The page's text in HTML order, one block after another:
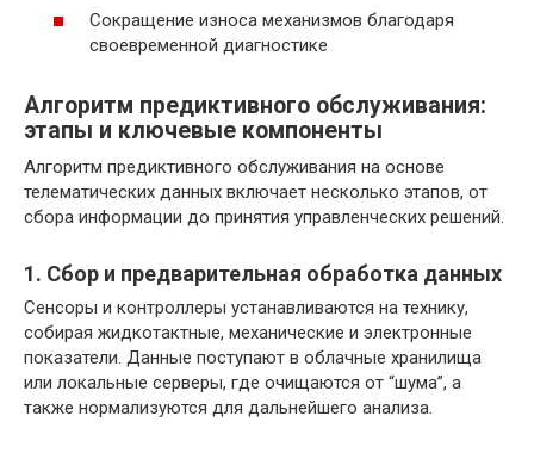
Сокращение износа механизмов благодаря
своевременной диагностике
Алгоритм предиктивного обслуживания:
этапы и ключевые компоненты
Алгоритм предиктивного обслуживания на основе
телематических данных включает несколько этапов, от
сбора информации до принятия управленческих решений.
1. Сбор и предварительная обработка данных
Сенсоры и контроллеры устанавливаются на технику,
собирая жидкотактные, механические и электронные
показатели. Данные поступают в облачные хранилища
или локальные серверы, где очищаются от “шума”, а
также нормализуются для дальнейшего анализа.